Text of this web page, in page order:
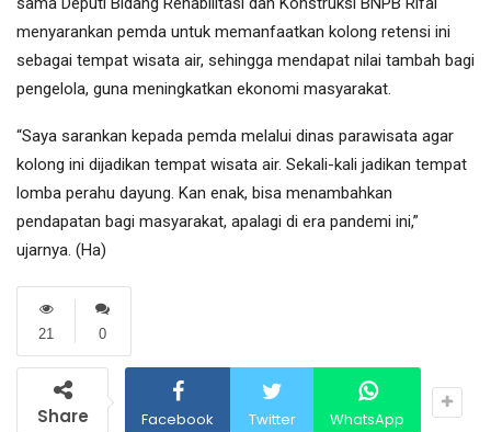
menyarankan pemda untuk memanfaatkan kolong retensi ini
sebagai tempat wisata air, sehingga mendapat nilai tambah bagi
pengelola, guna meningkatkan ekonomi masyarakat.
“Saya sarankan kepada pemda melalui dinas parawisata agar
kolong ini dijadikan tempat wisata air. Sekali-kali jadikan tempat
lomba perahu dayung. Kan enak, bisa menambahkan
pendapatan bagi masyarakat, apalagi di era pandemi ini,”
ujarnya. (Ha)
0
21
Share Facebook Twitter WhatsApp